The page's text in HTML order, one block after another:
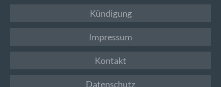
Kündigung
Impressum
Kontakt
Datenschutz